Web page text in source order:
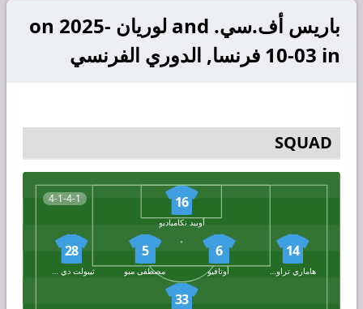
باريس أف.سي. and لوريان on 2025-
10-03 in فرنسا, الدوري الفرنسي
SQUAD
4-1-4-1 16
أوبيد نكامباديو
14
هاماري تراوري
6
أوتافيو
5
مصطفى مبو
28
ثيبولت دي سميت
33